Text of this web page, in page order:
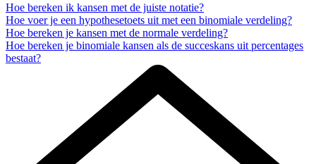
Hoe bereken ik kansen met de juiste notatie?
Hoe voer je een hypothesetoets uit met een binomiale verdeling?
Hoe bereken je kansen met de normale verdeling?
Hoe bereken je binomiale kansen als de succeskans uit percentages
bestaat?